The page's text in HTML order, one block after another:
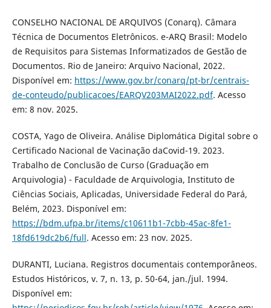
CONSELHO NACIONAL DE ARQUIVOS (Conarq). Câmara
Técnica de Documentos Eletrônicos. e-ARQ Brasil: Modelo
de Requisitos para Sistemas Informatizados de Gestão de
Documentos. Rio de Janeiro: Arquivo Nacional, 2022.
Disponível em: https://www.gov.br/conarq/pt-br/centrais-
de-conteudo/publicacoes/EARQV203MAI2022.pdf. Acesso
em: 8 nov. 2025.
COSTA, Yago de Oliveira. Análise Diplomática Digital sobre o
Certificado Nacional de Vacinação daCovid-19. 2023.
Trabalho de Conclusão de Curso (Graduação em
Arquivologia) - Faculdade de Arquivologia, Instituto de
Ciências Sociais, Aplicadas, Universidade Federal do Pará,
Belém, 2023. Disponível em:
https://bdm.ufpa.br/items/c10611b1-7cbb-45ac-8fe1-
18fd619dc2b6/full. Acesso em: 23 nov. 2025.
DURANTI, Luciana. Registros documentais contemporâneos.
Estudos Históricos, v. 7, n. 13, p. 50-64, jan./jul. 1994.
Disponível em: